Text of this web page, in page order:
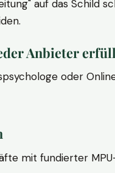
auf das Schild
Anbieter
oder
mit fundierter